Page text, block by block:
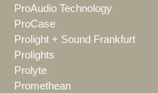
ProAudio Technology
ProCase
Prolight + Sound Frankfurt
Prolights
Prolyte
Promethean